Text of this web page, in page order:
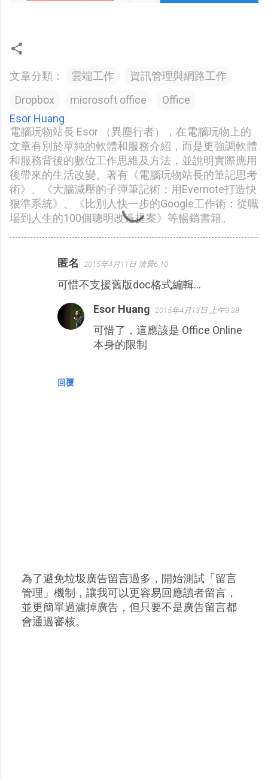
文章分類： 雲端工作
資訊管理與網路工作
Dropbox
microsoft office
Office
Esor Huang
電腦玩物站長 Esor （異塵行者），在電腦玩物上的
文章有別於單純的軟體和服務介紹，而是更強調軟體
和服務背後的數位工作思維及方法，並說明實際應用
後帶來的生活改變。著有《電腦玩物站長的筆記思考
術》、《大腦減壓的子彈筆記術：用Evernote打造快
狠準系統》、《比別人快一步的Google工作術：從職
場到人生的100個聰明改造提案》等暢銷書籍。
匿名 2015年4月11日 清晨6:10
可惜不支援舊版doc格式編輯…
回覆
Esor Huang 2015年4月13日 上午9:38
可惜了，這應該是 Office Online
本身的限制
張
貼
留
為了避免垃圾廣告留言過多，開始測試「留言
管理」機制，讓我可以更容易回應讀者留言，
並更簡單過濾掉廣告，但只要不是廣告留言都
會通過審核。